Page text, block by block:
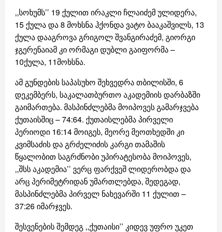
,,სოხუმს’’ 19 ქულით ირაკლი ჩლაიძემ ულიდერა,
15 ქულა და 8 მოხსნა ჰქონდა ვატო ბააკაშვილს, 13
ქულა დააგროვა გრიგოლ შვანგირაძემ, გიორგი
ჯგერენაიამ კი ორმაგი დუბლი გაიფორმა –
10ქულა, 11მოხსნა.
ამ გუნდების საპასუხო შეხვედრა თბილისში, 6
დეკემბერს, საკალათბურთო აკადემიის დარბაზში
გაიმართება. მასპინძლებმა მოიპოვეს გამარჯვება
ქუთაისშიც – 74:64. ქუთაისლებმა პირველი
პერიოდი 16:14 მოიგეს, მეორე მეოთხედში კი
კვიმსაძის და გრძელიძის კარგი თამაშის
წყალობით საგრძნობი უპირატესობა მოიპოვეს,
,,შსს აკადემია’’ ვერც ფარქვეშ ლიდერობდა და
არც პერიმეტრიდან უმართლებდა, შედეგად,
მასპინძლებმა პირველ ნახევარში 11 ქულით –
37:26 იმარჯვეს.
შესვენების შემდეგ ,,ქუთაისი’’ კიდევ უფრო უკეთ